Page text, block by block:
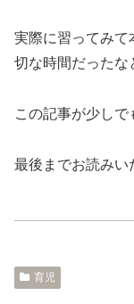
実際に習ってみて
切な時間だったな
この記事が少しで
最後までお読みい
育児